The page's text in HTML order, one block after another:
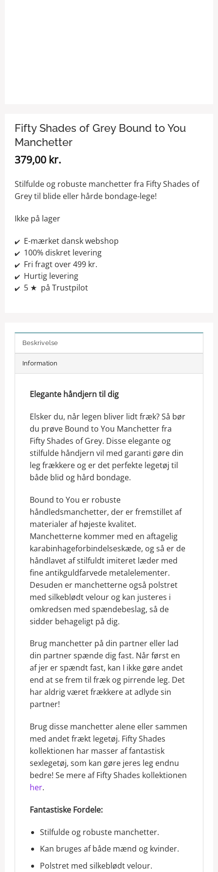
Fifty Shades of Grey Bound to You
Manchetter
379,00 kr.
Stilfulde og robuste manchetter fra Fifty Shades of
Grey til blide eller hårde bondage-lege!
Ikke på lager
✔️E-mærket dansk webshop
✔️100% diskret levering
✔️Fri fragt over 499 kr.
✔️Hurtig levering
✔️5 ★ på Trustpilot
Beskrivelse
Information
Elegante håndjern til dig
Elsker du, når legen bliver lidt fræk? Så bør
du prøve Bound to You Manchetter fra
Fifty Shades of Grey. Disse elegante og
stilfulde håndjern vil med garanti gøre din
leg frækkere og er det perfekte legetøj til
både blid og hård bondage.
Bound to You er robuste
håndledsmanchetter, der er fremstillet af
materialer af højeste kvalitet.
Manchetterne kommer med en aftagelig
karabinhageforbindelseskæde, og så er de
håndlavet af stilfuldt imiteret læder med
fine antikguldfarvede metalelementer.
Desuden er manchetterne også polstret
med silkeblødt velour og kan justeres i
omkredsen med spændebeslag, så de
sidder behageligt på dig.
Brug manchetter på din partner eller lad
din partner spænde dig fast. Når først en
af jer er spændt fast, kan I ikke gøre andet
end at se frem til fræk og pirrende leg. Det
har aldrig været frækkere at adlyde sin
partner!
Brug disse manchetter alene eller sammen
med andet frækt legetøj. Fifty Shades
kollektionen har masser af fantastisk
sexlegetøj, som kan gøre jeres leg endnu
bedre! Se mere af Fifty Shades kollektionen
her.
Fantastiske Fordele:
Stilfulde og robuste manchetter.
Kan bruges af både mænd og kvinder.
Polstret med silkeblødt velour.